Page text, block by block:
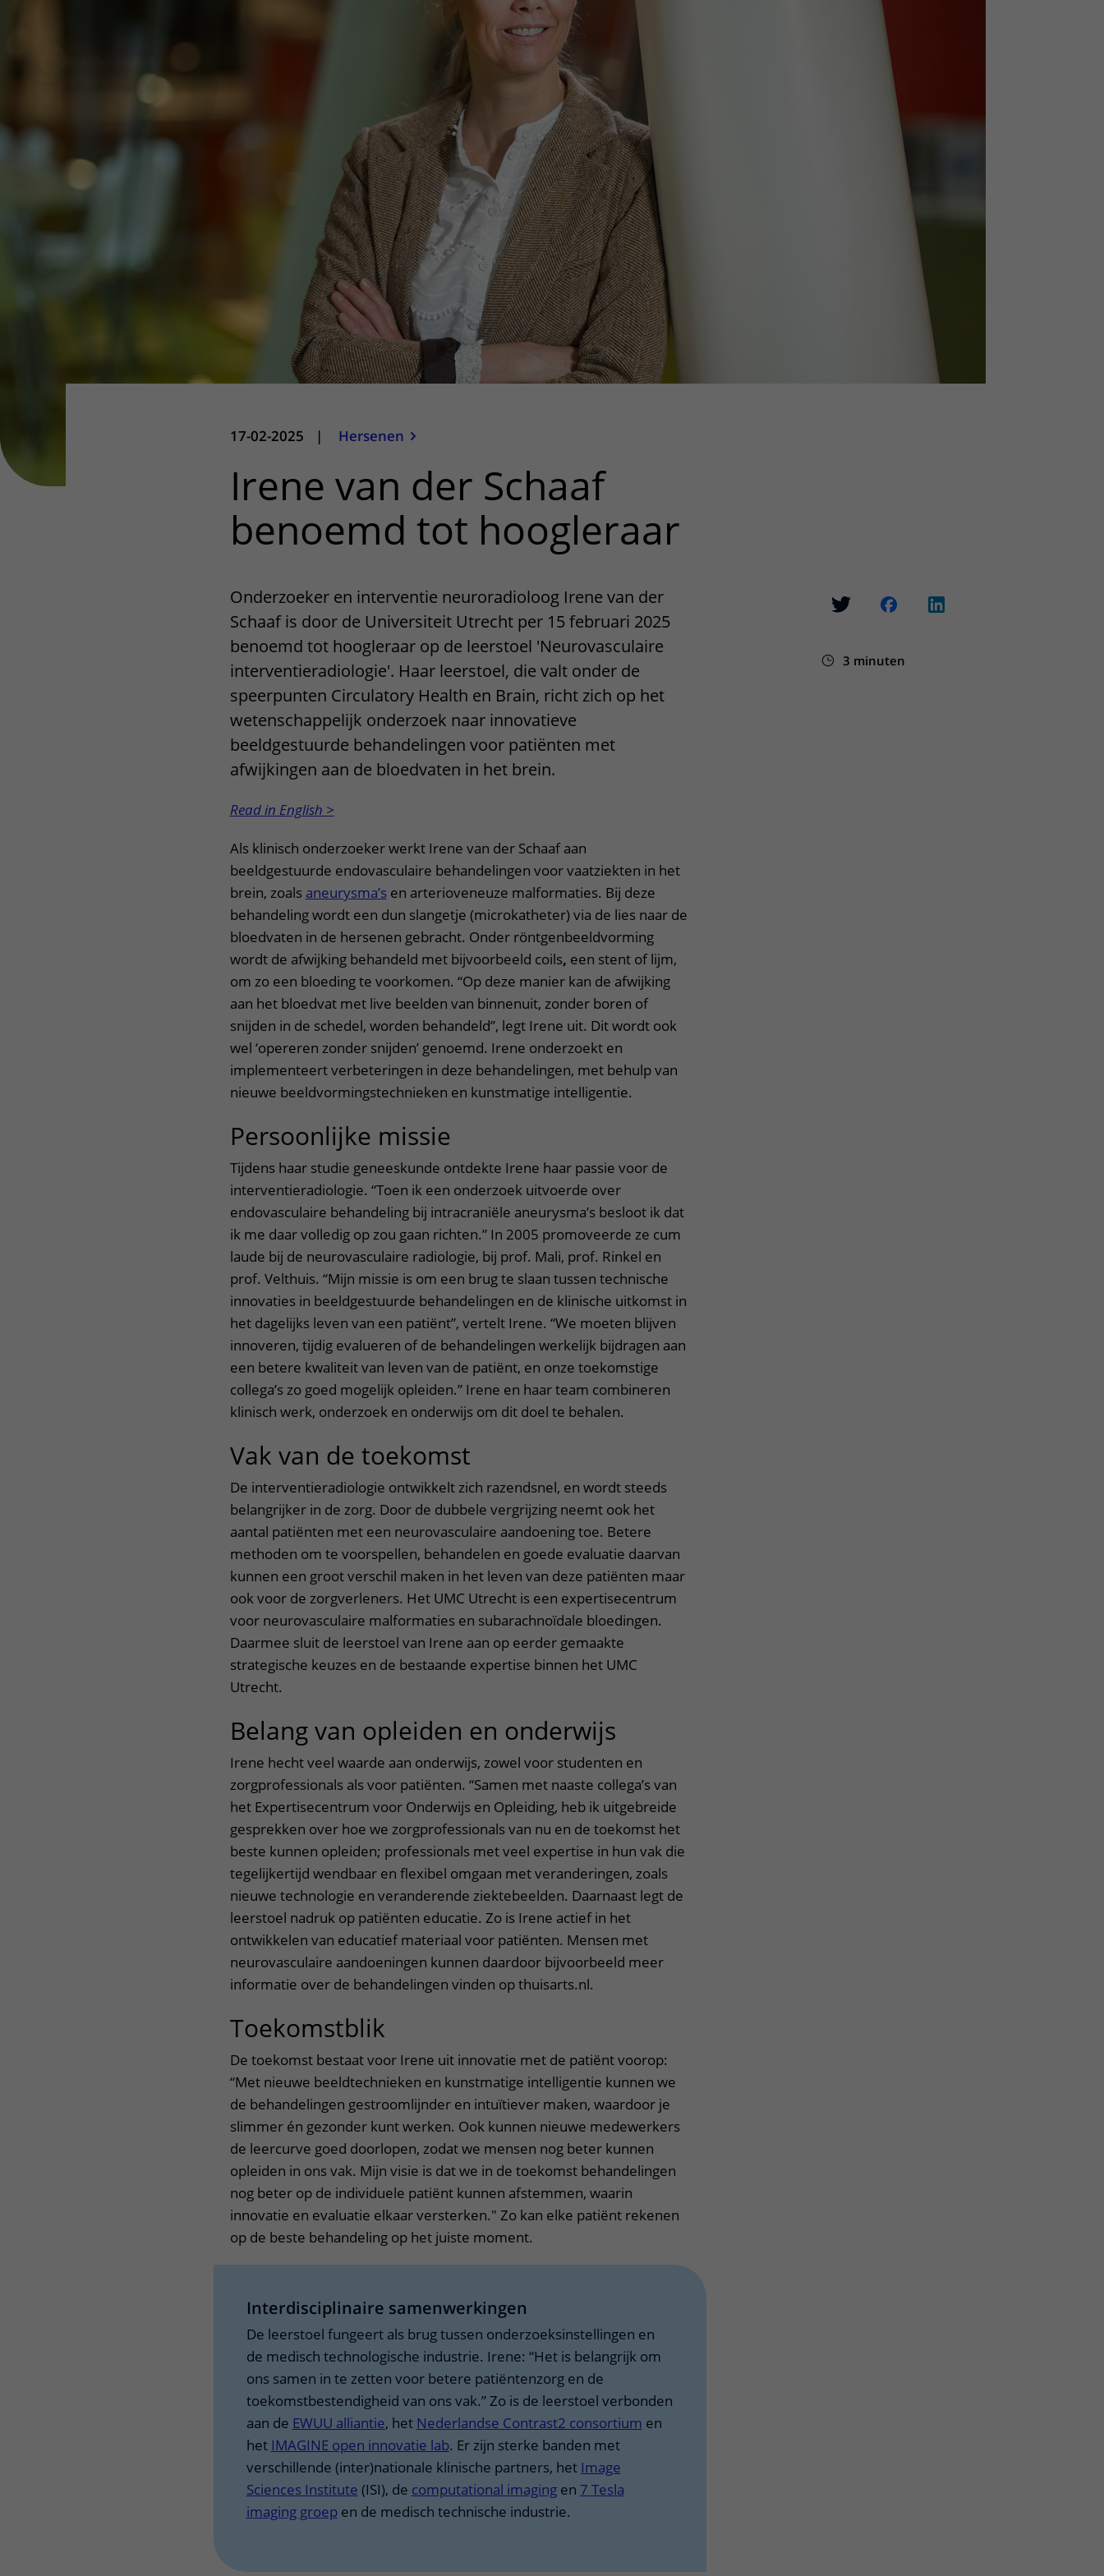
Contact met verpleegafdeling
Het Wilhelmina
Kinderziekenhuis
17-02-2025 | Hersenen
Irene van der Schaaf
benoemd tot hoogleraar
3 minuten
Onderzoeker en interventie neuroradioloog Irene van der
Schaaf is door de Universiteit Utrecht per 15 februari 2025
benoemd tot hoogleraar op de leerstoel 'Neurovasculaire
interventieradiologie'. Haar leerstoel, die valt onder de
speerpunten Circulatory Health en Brain, richt zich op het
wetenschappelijk onderzoek naar innovatieve
beeldgestuurde behandelingen voor patiënten met
afwijkingen aan de bloedvaten in het brein.
Read in English >
Als klinisch onderzoeker werkt Irene van der Schaaf aan
beeldgestuurde endovasculaire behandelingen voor vaatziekten in het
brein, zoals aneurysma’sen arterioveneuze malformaties. Bij deze
behandelingwordt een dun slangetje (microkatheter) via de lies naar de
bloedvaten in de hersenen gebracht. Onder röntgenbeeldvorming
wordt de afwijking behandeld met bijvoorbeeld coils, een stent of lijm,
om zo een bloeding te voorkomen. “Op deze manier kan de afwijking
aan het bloedvat met live beelden van binnenuit, zonder boren of
snijden in de schedel, worden behandeld”, legt Irene uit. Dit wordt ook
wel ‘opereren zonder snijden’ genoemd. Irene onderzoekt en
implementeert verbeteringen in deze behandelingen, met behulp van
nieuwe beeldvormingstechnieken en kunstmatige intelligentie.
Persoonlijke missie
Tijdens haar studie geneeskunde ontdekte Irene haar passie voor de
interventieradiologie. “Toen ik een onderzoek uitvoerde over
endovasculaire behandeling bij intracraniële aneurysma’s besloot ik dat
ik me daar volledig op zou gaan richten.” In 2005 promoveerde ze cum
laude bij de neurovasculaire radiologie, bij prof. Mali, prof. Rinkel en
prof. Velthuis. “Mijn missie is om een brug te slaan tussen technische
innovaties in beeldgestuurde behandelingen en de klinische uitkomst in
het dagelijks leven van een patiënt”, vertelt Irene. “We moeten blijven
innoveren, tijdig evalueren of de behandelingen werkelijk bijdragen aan
een betere kwaliteit van leven van de patiënt, en onze toekomstige
collega’s zo goed mogelijk opleiden.” Irene en haar team combineren
klinisch werk, onderzoek en onderwijs om dit doel te behalen.
Vak van de toekomst
De interventieradiologie ontwikkelt zich razendsnel, en wordt steeds
belangrijker in de zorg. Door de dubbele vergrijzing neemt ook het
aantal patiënten met een neurovasculaire aandoening toe. Betere
methoden om te voorspellen, behandelen en goede evaluatie daarvan
kunnen een groot verschil maken in het leven van deze patiënten maar
ook voor de zorgverleners. Het UMC Utrecht is een expertisecentrum
voor neurovasculaire malformaties en subarachnoïdale bloedingen.
Daarmee sluit de leerstoel van Irene aan op eerder gemaakte
strategische keuzes en de bestaande expertise binnen het UMC
Utrecht.
Belang van opleiden en onderwijs
Irene hecht veel waarde aan onderwijs, zowel voor studenten en
zorgprofessionals als voor patiënten. “Samen met naaste collega’s van
het Expertisecentrum voor Onderwijs en Opleiding, heb ik uitgebreide
gesprekken over hoe we zorgprofessionals van nu en de toekomst het
beste kunnen opleiden; professionals met veel expertise in hun vak die
tegelijkertijd wendbaar en flexibel omgaan met veranderingen, zoals
nieuwe technologie en veranderende ziektebeelden. Daarnaast legt de
leerstoel nadruk op patiënten educatie. Zo is Irene actief in het
ontwikkelen van educatief materiaal voor patiënten. Mensen met
neurovasculaire aandoeningen kunnen daardoor bijvoorbeeld meer
informatie over de behandelingen vinden op thuisarts.nl.
Toekomstblik
De toekomst bestaat voor Irene uit innovatie met de patiënt voorop:
“Met nieuwe beeldtechnieken en kunstmatige intelligentie kunnen we
de behandelingen gestroomlijnder en intuïtiever maken, waardoor je
slimmer én gezonder kunt werken. Ook kunnen nieuwe medewerkers
de leercurve goed doorlopen, zodat we mensen nog beter kunnen
opleiden in ons vak. Mijn visie is dat we in de toekomst behandelingen
nog beter op de individuele patiënt kunnen afstemmen, waarin
innovatie en evaluatie elkaar versterken." Zo kan elke patiënt rekenen
op de beste behandeling op het juiste moment.
Interdisciplinaire samenwerkingen
De leerstoel fungeert als brug tussen onderzoeksinstellingen en
de medisch technologische industrie. Irene: “Het is belangrijk om
ons samen in te zetten voor betere patiëntenzorg en de
toekomstbestendigheid van ons vak.” Zo is de leerstoel verbonden
aan de EWUU alliantie, het Nederlandse Contrast2 consortium en
het IMAGINE open innovatie lab. Er zijn sterke banden met
verschillende (inter)nationale klinische partners, het Image
Sciences Institute (ISI), de computational imagingen 7 Tesla
imaging groepen de medisch technische industrie.